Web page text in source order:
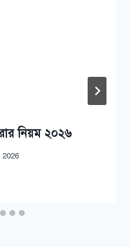
নিয়ম ২০২৬
2026